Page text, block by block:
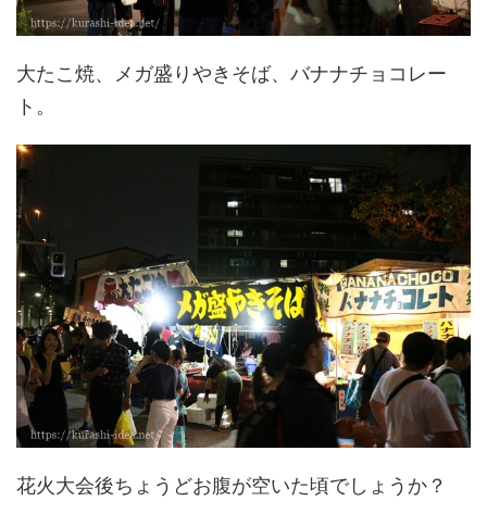
大たこ焼、メガ盛りやきそば、バナナチョコレー
ト。
花火大会後ちょうどお腹が空いた頃でしょうか？